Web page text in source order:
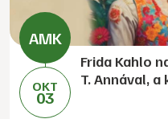
OKT
03
Frida Kahlo
T. Annával,